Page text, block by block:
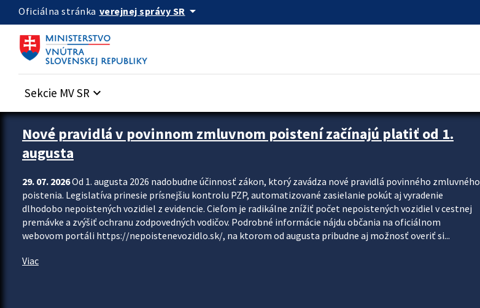
Preskocit na hlavný obsah
Oficiálna stránka verejnej správy SR arrow_drop_down
Sekcie MV SR keyboard_arrow_down
Zastavit automatický posun upútavok
Nové pravidlá v povinnom zmluvnom poistení začínajú platiť od 1.
augusta
29. 07. 2026Od 1. augusta 2026 nadobudne účinnosť zákon, ktorý zavádza nové pravidlá povinného zmluvného
poistenia. Legislatíva prinesie prísnejšiu kontrolu PZP, automatizované zasielanie pokút aj vyradenie
dlhodobo nepoistených vozidiel z evidencie. Cieľom je radikálne znížiť počet nepoistených vozidiel v cestnej
premávke a zvýšiť ochranu zodpovedných vodičov. Podrobné informácie nájdu občania na oficiálnom
webovom portáli https://nepoistenevozidlo.sk/, na ktorom od augusta pribudne aj možnosť overiť si...
Viac